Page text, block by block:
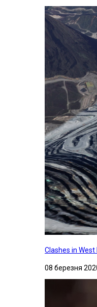
Clashes in
08 березня